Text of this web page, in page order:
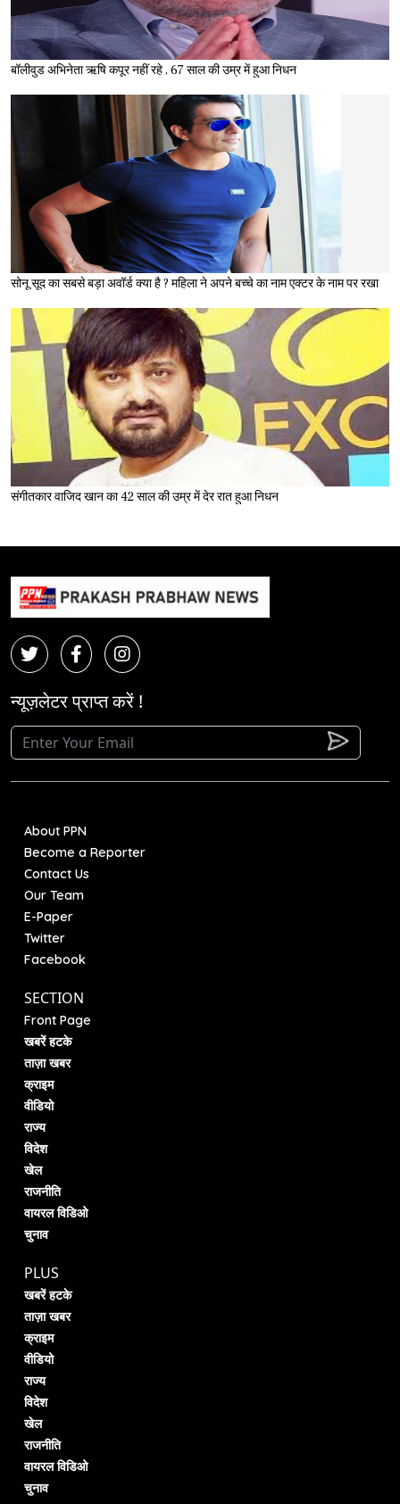
बॉलीवुड अभिनेता ऋषि कपूर नहीं रहे , 67 साल की उम्र में हुआ निधन
सोनू सूद का सबसे बड़ा अवॉर्ड क्या है ? महिला ने अपने बच्चे का नाम एक्टर के नाम पर रखा
संगीतकार वाजिद खान का 42 साल की उम्र में देर रात हुआ निधन
न्यूज़लेटर प्राप्त करें !
About PPN
Become a Reporter
Contact Us
Our Team
E-Paper
Twitter
Facebook
SECTION
Front Page
खबरें हटके
ताज़ा खबर
क्राइम
वीडियो
राज्य
विदेश
खेल
राजनीति
वायरल विडिओ
चुनाव
PLUS
खबरें हटके
ताज़ा खबर
क्राइम
वीडियो
राज्य
विदेश
खेल
राजनीति
वायरल विडिओ
चुनाव